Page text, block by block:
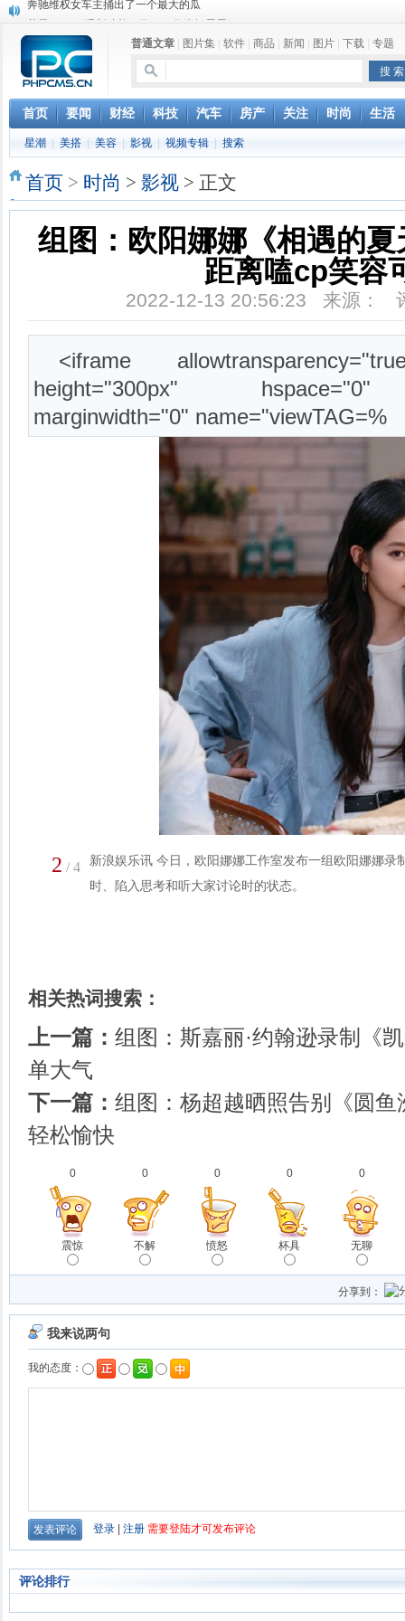
苹果MacOS曝新功能：将iPad作为拓展屏
苹果与高通和解 英特尔失去重要移动客户
小米高管：虽然高通与苹果和解，但5G iPhone最快明年下半年发布
iOS 13加入黑暗模式 多功能加持6月份见
高通与苹果达成和解，双方达成6年许可协议
巴黎圣母院大火肆虐，人类文明的一场浩劫
奔驰维权女车主捅出了一个最大的瓜
普通文章 图片集 软件 商品 新闻 图片 下载 专题
首页 要闻 财经 科技 汽车 房产 关注 时尚 生活
星潮 美搭 美容 影视 视频专辑 搜索
首页 > 时尚 > 影视 > 正文
组图：欧阳娜娜《相遇的
距离嗑cp笑容
2022-12-13 20:56:23 来源：
<iframe
height="300px" hspace="0"
marginwidth="0" name="viewTAG=%
2 / 4
新浪娱乐讯 今日，欧阳娜娜工作室发布一组欧阳娜娜
时、陷入思考和听大家讨论时的状态。
相关热词搜索：
上一篇： 组图：斯嘉丽·约翰逊录制《
单大气
下一篇： 组图：杨超越晒照告别《圆
轻松愉快
0
震惊
0
不解
0
愤怒
0
杯具
0
无聊
分享到：
评论排行